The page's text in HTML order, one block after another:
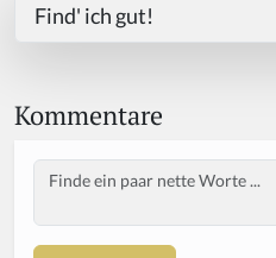
Find' ich gut!
Kommentare
o
u
Body